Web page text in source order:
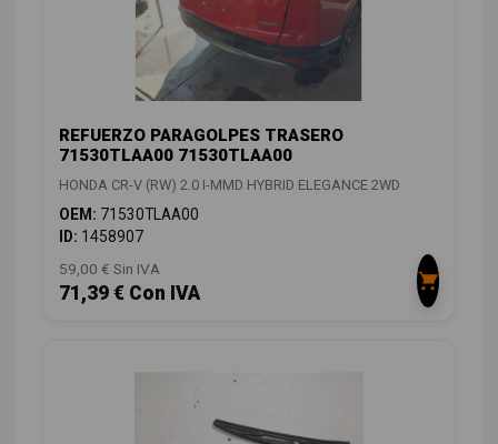
REFUERZO PARAGOLPES TRASERO
71530TLAA00 71530TLAA00
HONDA CR-V (RW) 2.0 I-MMD HYBRID ELEGANCE 2WD
OEM: 71530TLAA00
ID: 1458907
59,00 € Sin IVA
71,39 € Con IVA